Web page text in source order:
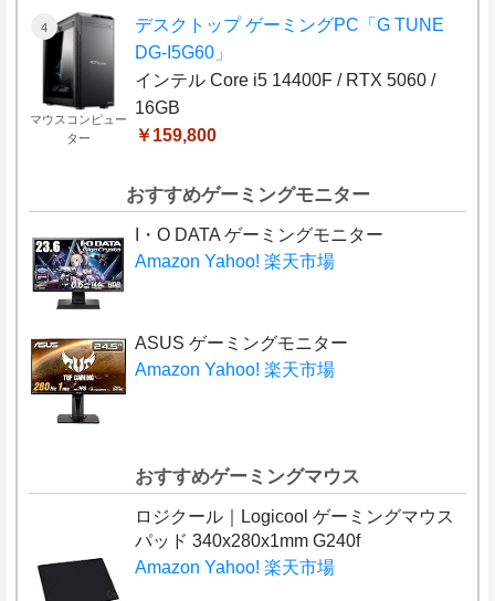
マウスコンピュー
ター
デスクトップ ゲーミングPC「G TUNE
DG-I5G60」
インテル Core i5 14400F / RTX 5060 /
16GB
￥159,800
おすすめゲーミングモニター
I・O DATA ゲーミングモニター
Amazon Yahoo! 楽天市場
ASUS ゲーミングモニター
Amazon Yahoo! 楽天市場
おすすめゲーミングマウス
ロジクール｜Logicool ゲーミングマウス
パッド 340x280x1mm G240f
Amazon Yahoo! 楽天市場